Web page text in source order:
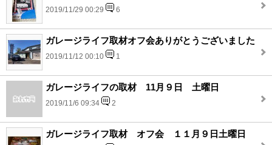
2019/11/29 00:29 6
ガレージライフ取材オフ会ありがとうございました
2019/11/12 00:10 1
ガレージライフの取材 11月９日 土曜日
2019/11/6 09:34 2
ガレージライフ取材 オフ会 １１月９日土曜日